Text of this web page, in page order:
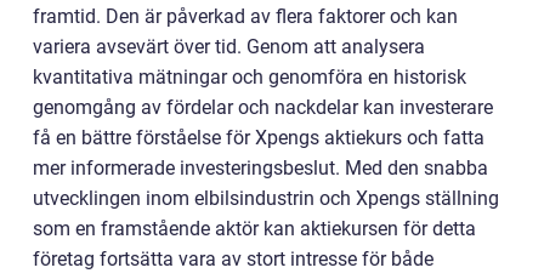
framtid. Den är påverkad av flera faktorer och kan
variera avsevärt över tid. Genom att analysera
kvantitativa mätningar och genomföra en historisk
genomgång av fördelar och nackdelar kan investerare
få en bättre förståelse för Xpengs aktiekurs och fatta
mer informerade investeringsbeslut. Med den snabba
utvecklingen inom elbilsindustrin och Xpengs ställning
som en framstående aktör kan aktiekursen för detta
företag fortsätta vara av stort intresse för både